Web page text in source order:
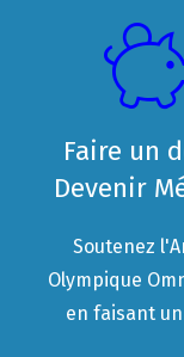
Faire un
Devenir
Soutenez
Olympique
en faisant